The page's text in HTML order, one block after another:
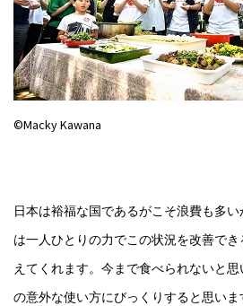
©Macky Kawana
日本は裕福な国であるがこそ浪費も多
は一人ひとりの力でこの状況を改善で
えてくれます。今まで食べられないと
の意外な使い方にびっくりすると思い